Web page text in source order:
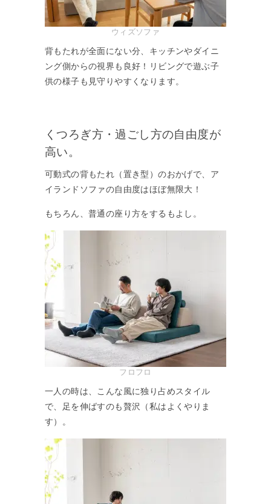
ウィズソファ
背もたれが全面にない分、キッチンやダイニ
ング側からの視界も良好！リビングで遊ぶ子
供の様子も見守りやすくなります。
くつろぎ方・過ごし方の自由度が
高い。
可動式の背もたれ（置き型）のおかげで、ア
イランドソファの自由度はほぼ無限大！
もちろん、普通の座り方をするもよし。
フロフロ
一人の時は、こんな風に独り占めスタイル
で、足を伸ばすのも贅沢（私はよくやりま
す）。